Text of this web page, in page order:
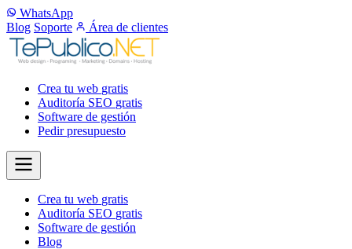
WhatsApp
Blog Soporte Área de clientes
Crea tu web gratis
Auditoría SEO gratis
Software de gestión
Pedir presupuesto
Crea tu web gratis
Auditoría SEO gratis
Software de gestión
Blog